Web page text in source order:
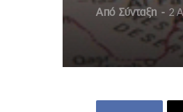
Από Σύνταξη - 2